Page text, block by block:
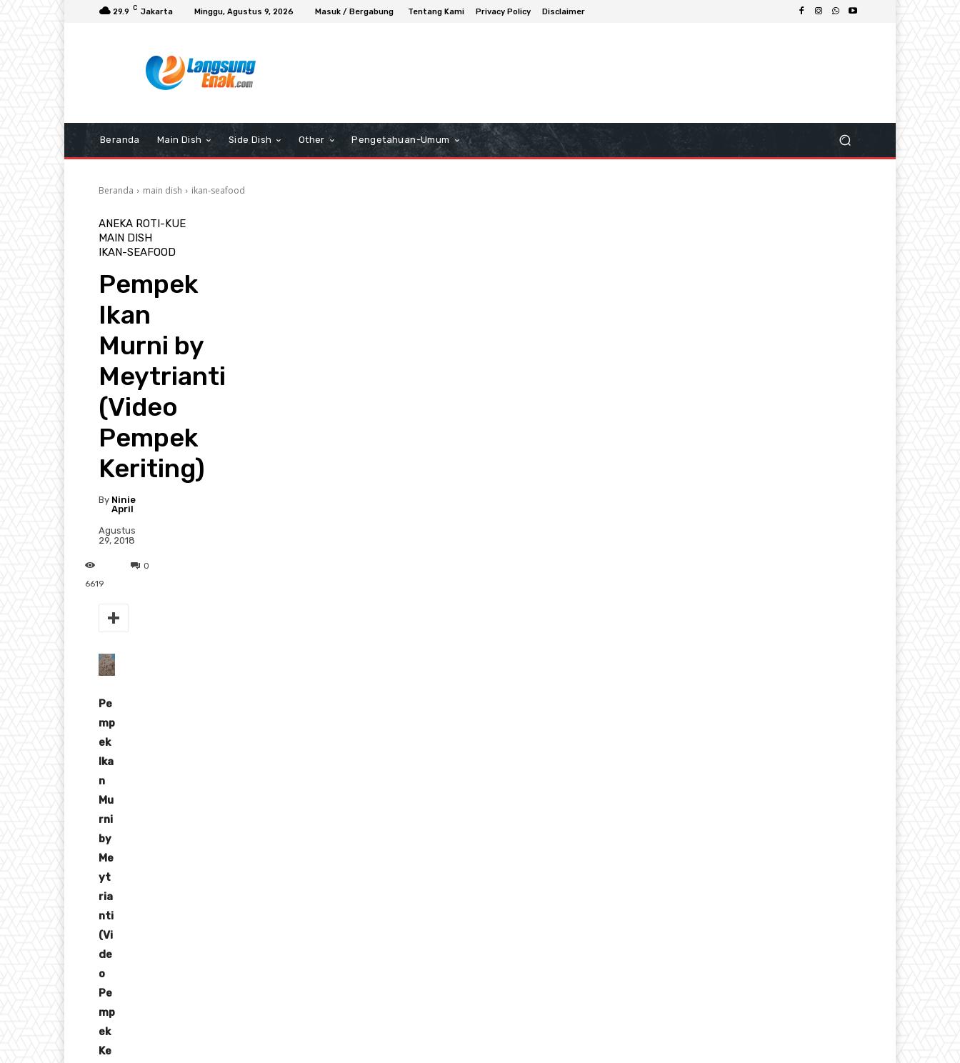
29.9 C Jakarta Minggu, Agustus 9, 2026 Masuk / Bergabung Tentang Kami Privacy Policy Disclaimer
Beranda Main Dish Side Dish Other Pengetahuan-Umum
Beranda main dish ikan-seafood
ANEKA ROTI-KUE
MAIN DISH
IKAN-SEAFOOD
Pempek
Ikan
Murni by
Meytrianti
(Video
Pempek
Keriting)
By Ninie
April
Agustus
29, 2018
0
6619
Pe
mp
ek
Ika
n
Mu
rni
by
Me
yt
ria
nti
(Vi
de
o
Pe
mp
ek
Ke